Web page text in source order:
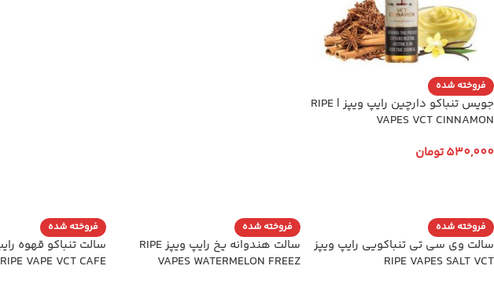
فروخته شده
جویس تنباکو دارچین رایپ ویپز | RIPE
VAPES VCT CINNAMON
530,000تومان
فروخته شده
سالت وی سی تی تنباکویی رایپ ویپز
RIPE VAPES SALT VCT
فروخته شده
سالت هندوانه یخ رایپ ویپز RIPE
VAPES WATERMELON FREEZ
فروخته شده
RIPE VAPE VCT CAFE